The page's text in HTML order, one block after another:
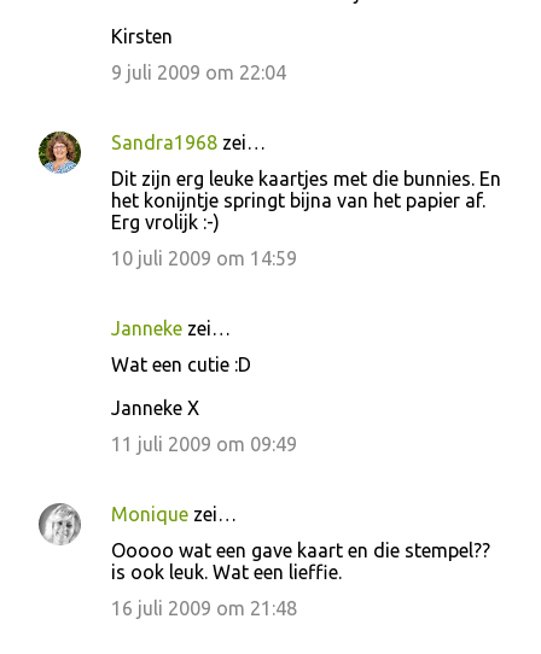
Kirsten
9 juli 2009 om 22:04
Sandra1968 zei…
Dit zijn erg leuke kaartjes met die bunnies. En
het konijntje springt bijna van het papier af.
Erg vrolijk :-)
10 juli 2009 om 14:59
Janneke zei…
Wat een cutie :D
Janneke X
11 juli 2009 om 09:49
Monique zei…
Ooooo wat een gave kaart en die stempel??
is ook leuk. Wat een lieffie.
16 juli 2009 om 21:48